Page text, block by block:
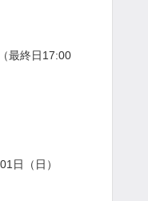
最終日17:00
日（日）